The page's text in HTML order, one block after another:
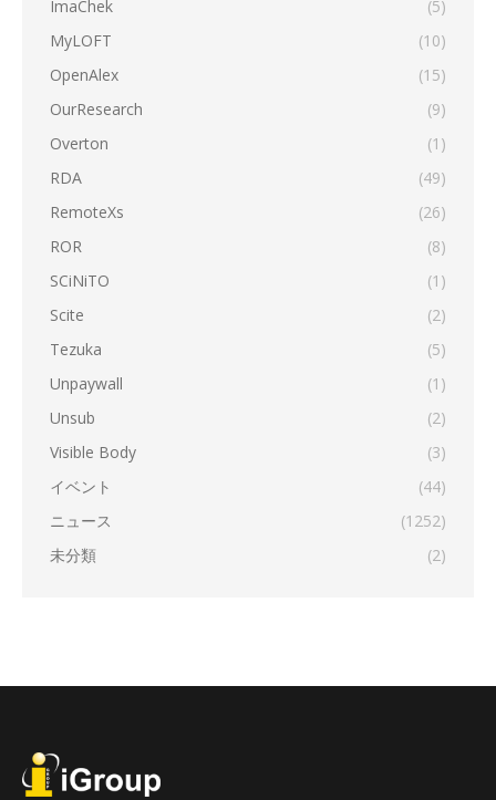
ImaChek
(5)
MyLOFT
(10)
OpenAlex
(15)
OurResearch
(9)
Overton
(1)
RDA
(49)
RemoteXs
(26)
ROR
(8)
SCiNiTO
(1)
Scite
(2)
Tezuka
(5)
Unpaywall
(1)
Unsub
(2)
Visible Body
(3)
イベント
(44)
ニュース
(1252)
未分類
(2)